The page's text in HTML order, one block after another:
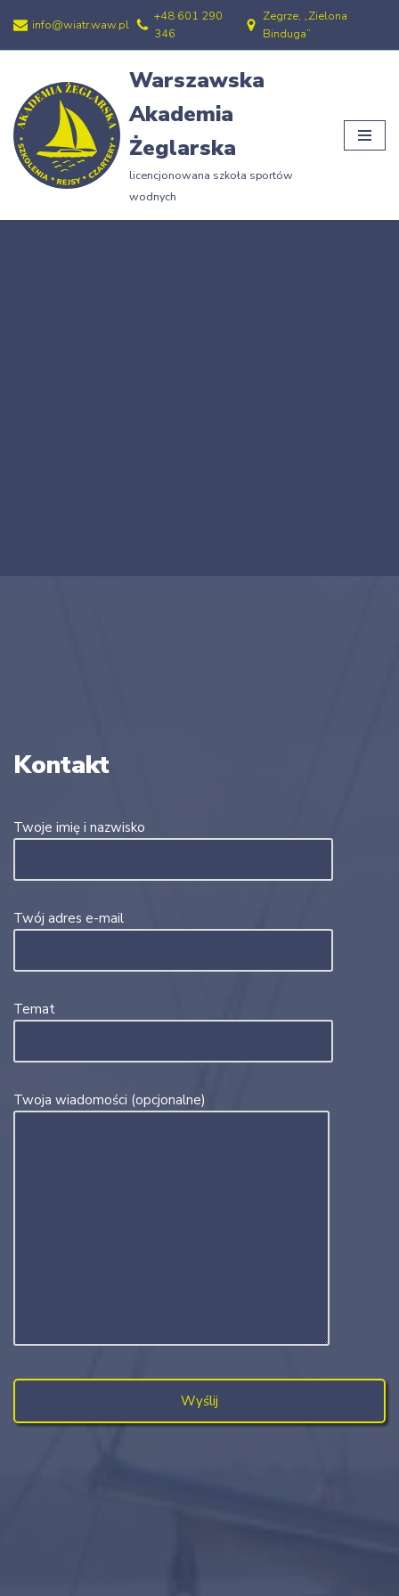
Przejdź
treści
info@wiatr.waw.pl
+48 601 290
346
Zegrze, „Zielona
Binduga”
Warszawska
Akademia
Żeglarska
licencjonowana szkoła sportów
wodnych
Kontakt
Twoje imię i nazwisko
Twój adres e-mail
Temat
Twoja wiadomości (opcjonalne)